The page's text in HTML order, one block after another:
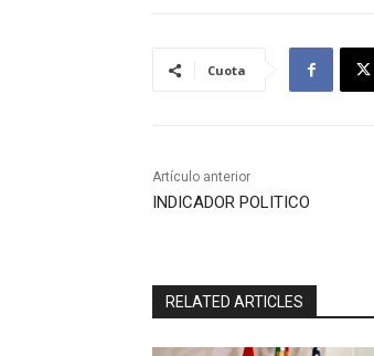
Cuota
Artículo anterior
INDICADOR POLITICO
RELATED ARTICLES